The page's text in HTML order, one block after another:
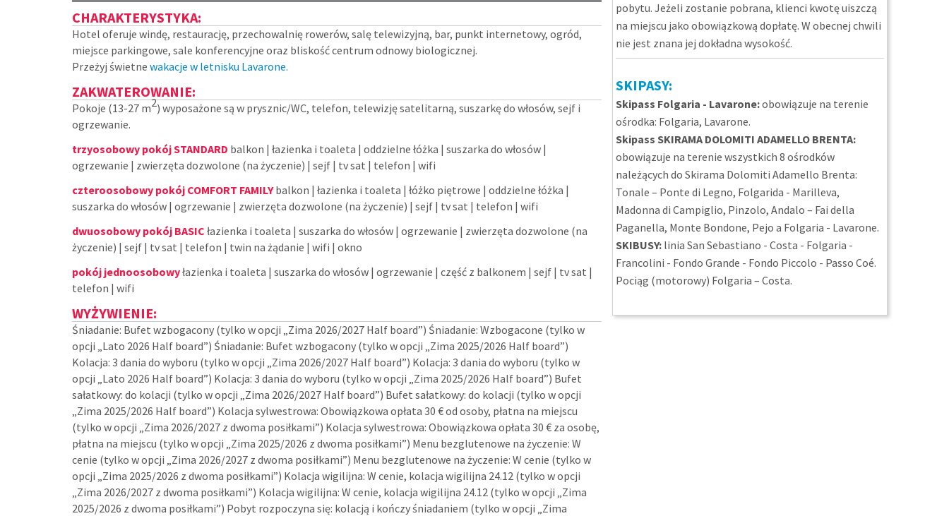
CHARAKTERYSTYKA:
Hotel oferuje windę, restaurację, przechowalnię rowerów, salę telewizyjną, bar, punkt internetowy, ogród,
miejsce parkingowe, sale konferencyjne oraz bliskość centrum odnowy biologicznej.
Przeżyj świetne wakacje w letnisku Lavarone.
ZAKWATEROWANIE:
Pokoje (13-27 m2) wyposażone są w prysznic/WC, telefon, telewizję satelitarną, suszarkę do włosów, sejf i
ogrzewanie.
trzyosobowy pokój STANDARD balkon | łazienka i toaleta | oddzielne łóżka | suszarka do włosów |
ogrzewanie | zwierzęta dozwolone (na życzenie) | sejf | tv sat | telefon | wifi
czteroosobowy pokój COMFORT FAMILYbalkon | łazienka i toaleta | łóżko piętrowe | oddzielne łóżka |
suszarka do włosów | ogrzewanie | zwierzęta dozwolone (na życzenie) | sejf | tv sat | telefon | wifi
dwuosobowy pokój BASIC łazienka i toaleta | suszarka do włosów | ogrzewanie | zwierzęta dozwolone (na
życzenie) | sejf | tv sat | telefon | twin na żądanie | wifi | okno
pokój jednoosobowyłazienka i toaleta | suszarka do włosów | ogrzewanie | część z balkonem | sejf | tv sat |
telefon | wifi
WYŻYWIENIE:
Śniadanie: Bufet wzbogacony (tylko w opcji „Zima 2026/2027 Half board”) Śniadanie: Wzbogacone (tylko w
opcji „Lato 2026 Half board”) Śniadanie: Bufet wzbogacony (tylko w opcji „Zima 2025/2026 Half board”)
Kolacja: 3 dania do wyboru (tylko w opcji „Zima 2026/2027 Half board”) Kolacja: 3 dania do wyboru (tylko w
opcji „Lato 2026 Half board”) Kolacja: 3 dania do wyboru (tylko w opcji „Zima 2025/2026 Half board”) Bufet
sałatkowy: do kolacji (tylko w opcji „Zima 2026/2027 Half board”) Bufet sałatkowy: do kolacji (tylko w opcji
„Zima 2025/2026 Half board”) Kolacja sylwestrowa: Obowiązkowa opłata 30 € od osoby, płatna na miejscu
(tylko w opcji „Zima 2026/2027 z dwoma posiłkami”) Kolacja sylwestrowa: Obowiązkowa opłata 30 € za osobę,
płatna na miejscu (tylko w opcji „Zima 2025/2026 z dwoma posiłkami”) Menu bezglutenowe na życzenie: W
cenie (tylko w opcji „Zima 2026/2027 z dwoma posiłkami”) Menu bezglutenowe na życzenie: W cenie (tylko w
opcji „Zima 2025/2026 z dwoma posiłkami”) Kolacja wigilijna: W cenie, kolacja wigilijna 24.12 (tylko w opcji
„Zima 2026/2027 z dwoma posiłkami”) Kolacja wigilijna: W cenie, kolacja wigilijna 24.12 (tylko w opcji „Zima
2025/2026 z dwoma posiłkami”) Pobyt rozpoczyna się: kolacją i kończy śniadaniem (tylko w opcji „Zima
pobytu. Jeżeli zostanie pobrana, klienci kwotę uiszczą
na miejscu jako obowiązkową dopłatę. W obecnej chwili
nie jest znana jej dokładna wysokość.
SKIPASY:
Skipass Folgaria - Lavarone:obowiązuje na terenie
ośrodka: Folgaria, Lavarone.
Skipass SKIRAMA DOLOMITI ADAMELLO BRENTA:
obowiązuje na terenie wszystkich 8 ośrodków
należących do Skirama Dolomiti Adamello Brenta:
Tonale – Ponte di Legno, Folgarida - Marilleva,
Madonna di Campiglio, Pinzolo, Andalo – Fai della
Paganella, Monte Bondone, Pejo a Folgaria - Lavarone.
SKIBUSY: linia San Sebastiano - Costa - Folgaria -
Francolini - Fondo Grande - Fondo Piccolo - Passo Coé.
Pociąg (motorowy) Folgaria – Costa.